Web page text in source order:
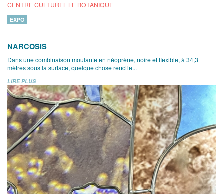
CENTRE CULTUREL LE BOTANIQUE
EXPO
NARCOSIS
Dans une combinaison moulante en néoprène, noire et flexible, à 34,3
mètres sous la surface, quelque chose rend le...
LIRE PLUS